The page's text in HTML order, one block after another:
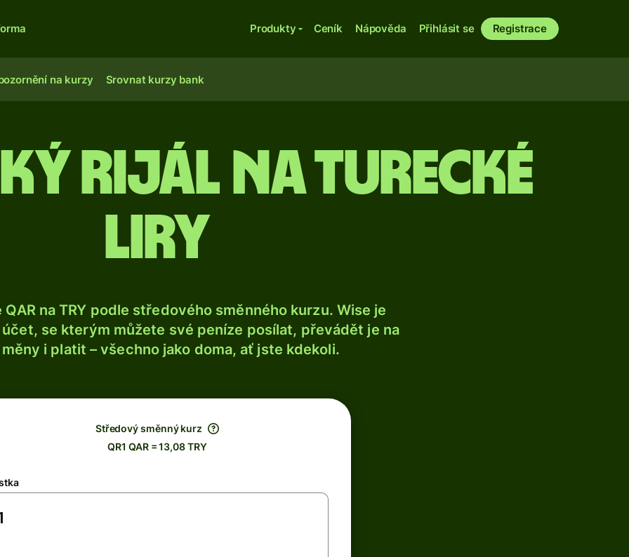
Produkty Ceník Nápověda Přihlásit se Registrace
na kurzy Srovnat kurzy bank
rijál na turecké
liry
na TRY podle středového směnného kurzu. Wise je
se kterým můžete své peníze posílat, převádět je na
i platit – všechno jako doma, ať jste kdekoli.
Středový směnný kurz
QR1 QAR = 13,08 TRY